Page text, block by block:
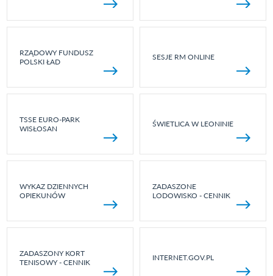
RZĄDOWY FUNDUSZ
POLSKI ŁAD
SESJE RM ONLINE
TSSE EURO-PARK
WISŁOSAN
ŚWIETLICA W LEONINIE
WYKAZ DZIENNYCH
OPIEKUNÓW
ZADASZONE
LODOWISKO - CENNIK
ZADASZONY KORT
TENISOWY - CENNIK
INTERNET.GOV.PL